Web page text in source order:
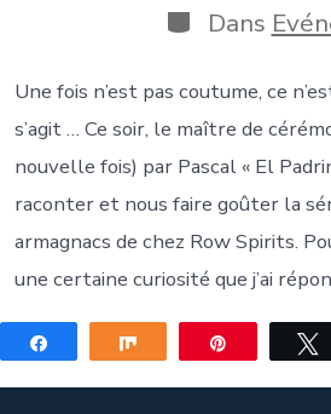
publication
Catégories
Dans
Une fois n’est pas coutume, ce
s’agit … Ce soir, le maître de
nouvelle fois) par Pascal « El
raconter et nous faire goûter la
armagnacs de chez Row Spirits.
une certaine curiosité que j’ai
Partagez Partagez